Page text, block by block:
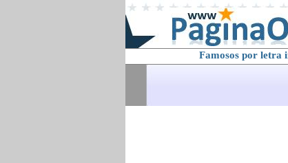
Famosos por letra